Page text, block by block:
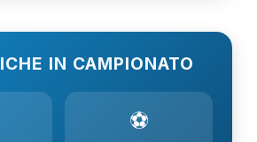
IN CAMPIONATO
⚽